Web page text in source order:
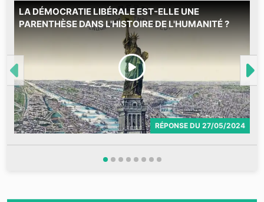
LA DÉMOCRATIE LIBÉRALE EST-ELLE UNE
PARENTHÈSE DANS L'HISTOIRE DE L'HUMANITÉ ?
RÉPONSE DU 27/05/2024